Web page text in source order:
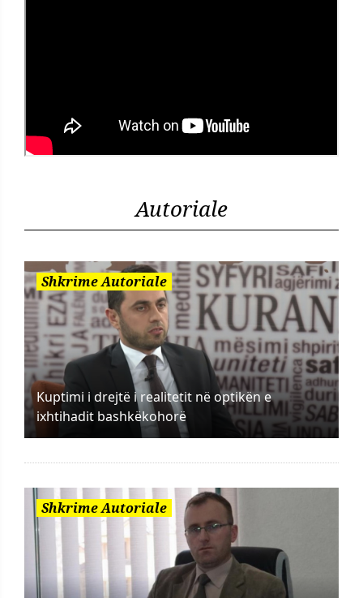
Autoriale
Shkrime Autoriale
Kuptimi i drejtë i realitetit në optikën e
ixhtihadit bashkëkohorë
Shkrime Autoriale